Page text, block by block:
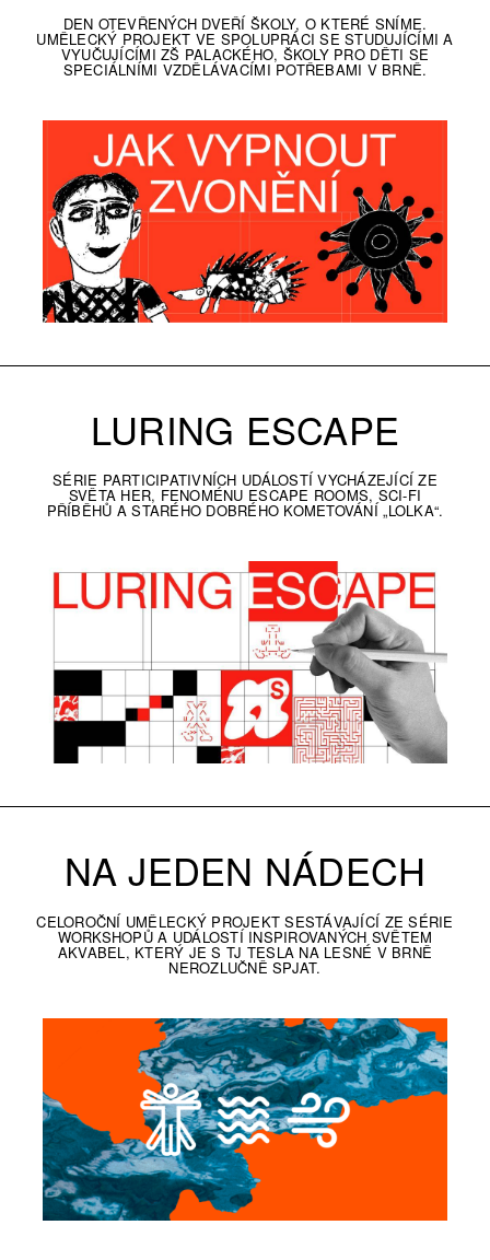
DEN OTEVŘENÝCH DVEŘÍ ŠKOLY, O KTERÉ SNÍME.
UMĚLECKÝ PROJEKT VE SPOLUPRÁCI SE STUDUJÍCÍMI A
VYUČUJÍCÍMI ZŠ PALACKÉHO, ŠKOLY PRO DĚTI SE
SPECIÁLNÍMI VZDĚLÁVACÍMI POTŘEBAMI V BRNĚ.
LURING ESCAPE
SÉRIE PARTICIPATIVNÍCH UDÁLOSTÍ VYCHÁZEJÍCÍ ZE
SVĚTA HER, FENOMÉNU ESCAPE ROOMS, SCI-FI
PŘÍBĚHŮ A STARÉHO DOBRÉHO KOMETOVÁNÍ „LOLKA“.
NA JEDEN NÁDECH
CELOROČNÍ UMĚLECKÝ PROJEKT SESTÁVAJÍCÍ ZE SÉRIE
WORKSHOPŮ A UDÁLOSTÍ INSPIROVANÝCH SVĚTEM
AKVABEL, KTERÝ JE S TJ TESLA NA LESNÉ V BRNĚ
NEROZLUČNĚ SPJAT.